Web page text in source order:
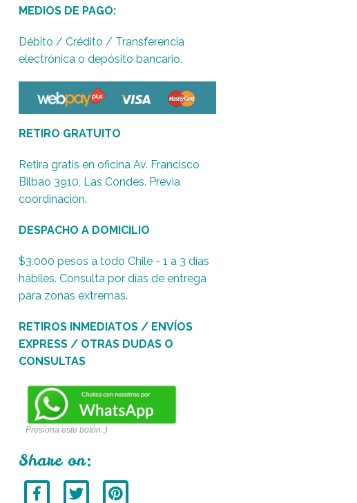
MEDIOS DE PAGO:
Débito / Crédito / Transferencia
electrónica o depósito bancario.
RETIRO GRATUITO
Retira gratis en oficina Av. Francisco
Bilbao 3910, Las Condes. Previa
coordinación.
DESPACHO A DOMICILIO
$3.000 pesos a todo Chile - 1 a 3 días
hábiles. Consulta por días de entrega
para zonas extremas.
RETIROS INMEDIATOS / ENVÍOS
EXPRESS / OTRAS DUDAS O
CONSULTAS
Presiona este botón :)
Share on: